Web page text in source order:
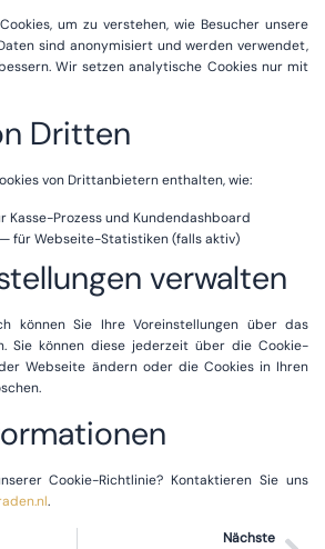
um zu verstehen, wie Besucher unsere
sind anonymisiert und werden verwendet,
Wir setzen analytische Cookies nur mit
Dritten
von Drittanbietern enthalten, wie:
Kasse-Prozess und Kundendashboard
— für Webseite-Statistiken (falls aktiv)
verwalten
können Sie Ihre Voreinstellungen über das
Sie können diese jederzeit über die Cookie-
Webseite ändern oder die Cookies in Ihren
Cookie-Richtlinie? Kontaktieren Sie uns
.
Nächste